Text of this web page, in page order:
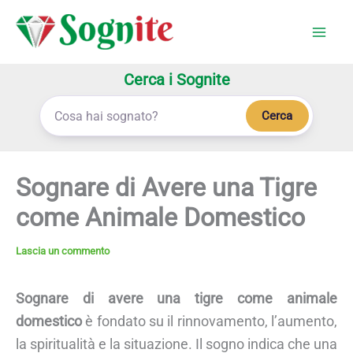
Cerca i Sognite
Cerca
Sognare di Avere una Tigre
come Animale Domestico
Lascia un commento
Sognare di avere una tigre come animale
domesticoè fondato su il rinnovamento, l’aumento,
la spiritualità e la situazione. Il sogno indica che una